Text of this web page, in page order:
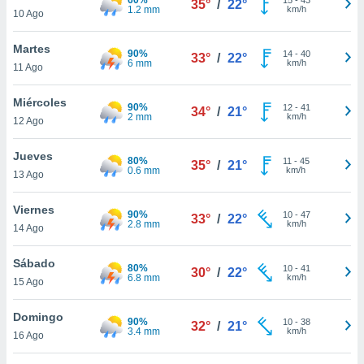
más
nuestra
y
de
disponible
cookies
aceptar
10 Ago
1.2 mm
35° / 22°
km/h
Martes
11 Ago
90%
6 mm
33° / 22° 14- 40
km/h
Miércoles
12 Ago
90%
2 mm
34° / 21° 12- 41
km/h
Jueves
13 Ago
80%
0.6 mm
35° / 21° 11 - 45
km/h
Viernes
14 Ago
90%
2.8 mm
33° / 22° 10- 47
km/h
Sábado
15 Ago
80%
6.8 mm
30° / 22° 10- 41
km/h
Domingo
16 Ago
90%
3.4 mm
32° / 21° 10- 38
km/h